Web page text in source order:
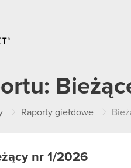
Raporty giełdowe
nr 1/2026